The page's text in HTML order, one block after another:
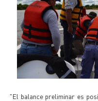
"El balance preliminar es